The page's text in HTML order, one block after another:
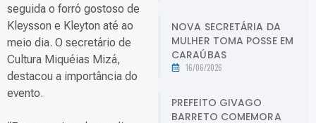
seguida o forró gostoso de
Kleysson e Kleyton até ao
meio dia. O secretário de
Cultura Miquéias Mizá,
destacou a importância do
evento.
NOVA SECRETÁRIA DA
MULHER TOMA POSSE EM
CARAÚBAS
16/06/2026
PREFEITO GIVAGO
BARRETO COMEMORA